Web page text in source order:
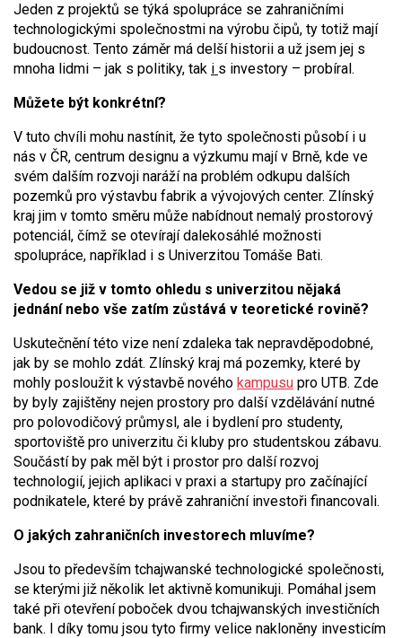
Jeden z projektů se týká spolupráce se zahraničními
technologickými společnostmi na výrobu čipů, ty totiž mají
budoucnost. Tento záměr má delší historii a už jsem jej s
mnoha lidmi – jak s politiky, tak i s investory – probíral.
Můžete být konkrétní?
V tuto chvíli mohu nastínit, že tyto společnosti působí i u
nás v ČR, centrum designu a výzkumu mají v Brně, kde ve
svém dalším rozvoji naráží na problém odkupu dalších
pozemků pro výstavbu fabrik a vývojových center. Zlínský
kraj jim v tomto směru může nabídnout nemalý prostorový
potenciál, čímž se otevírají dalekosáhlé možnosti
spolupráce, například i s Univerzitou Tomáše Bati.
Vedou se již v tomto ohledu s univerzitou nějaká
jednání nebo vše zatím zůstává v teoretické rovině?
Uskutečnění této vize není zdaleka tak nepravděpodobné,
jak by se mohlo zdát. Zlínský kraj má pozemky, které by
mohly posloužit k výstavbě nového kampusu pro UTB. Zde
by byly zajištěny nejen prostory pro další vzdělávání nutné
pro polovodičový průmysl, ale i bydlení pro studenty,
sportoviště pro univerzitu či kluby pro studentskou zábavu.
Součástí by pak měl být i prostor pro další rozvoj
technologií, jejich aplikaci v praxi a startupy pro začínající
podnikatele, které by právě zahraniční investoři financovali.
O jakých zahraničních investorech mluvíme?
Jsou to především tchajwanské technologické společnosti,
se kterými již několik let aktivně komunikuji. Pomáhal jsem
také při otevření poboček dvou tchajwanských investičních
bank. I díky tomu jsou tyto firmy velice nakloněny investicím